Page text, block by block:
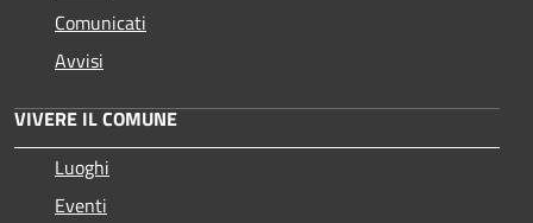
Comunicati
Avvisi
VIVERE IL COMUNE
Luoghi
Eventi